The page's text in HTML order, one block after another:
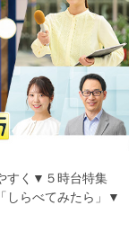
すく▼５時台特集
しらべてみたら」▼